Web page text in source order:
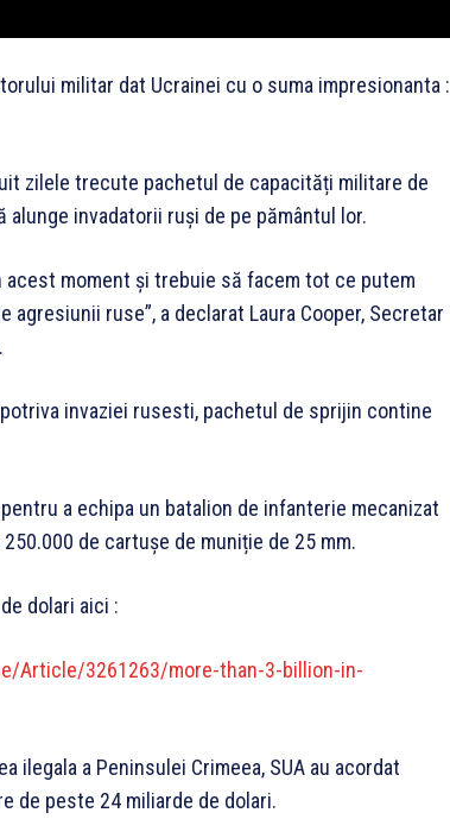
militar dat Ucrainei cu o suma impresionanta :
zilele trecute pachetul de capacități militare de
invadatorii ruși de pe pământul lor.
moment și trebuie să facem tot ce putem
ruse”, a declarat Laura Cooper, Secretar
invaziei rusesti, pachetul de sprijin contine
a echipa un batalion de infanterie mecanizat
de cartușe de muniție de 25 mm.
dolari aici :
Article/3261263/more-than-3-billion-in-
ilegala a Peninsulei Crimeea, SUA au acordat
de peste 24 miliarde de dolari.